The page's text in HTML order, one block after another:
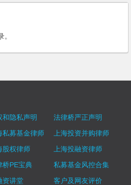
。
和隐私声明
法律桥严正声明
私募基金律师
上海投资并购律师
股权律师
上海投融资律师
桥PE宝典
私募基金风控合集
资讲堂
客户及网友评价